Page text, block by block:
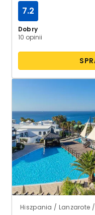
Dobry
10 opinii
7.2
Hiszpania / Lanzarote